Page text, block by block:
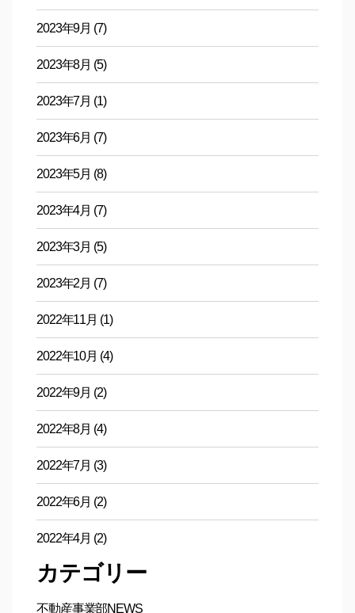
2023年9月 (7)
2023年8月 (5)
2023年7月 (1)
2023年6月 (7)
2023年5月 (8)
2023年4月 (7)
2023年3月 (5)
2023年2月 (7)
2022年11月 (1)
2022年10月 (4)
2022年9月 (2)
2022年8月 (4)
2022年7月 (3)
2022年6月 (2)
2022年4月 (2)
カテゴリー
不動産事業部NEWS